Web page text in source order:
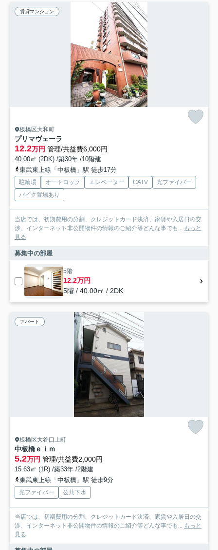
賃貸マンション
板橋区大和町
プリマヴェーラ
12.2万円 管理/共益費6,000円
40.00㎡ (2DK) /築30年 /10階建
東武東上線「中板橋」駅 徒歩17分
駐輪場 オートロック エレベーター CATV
光ファイバー
バイク置場あり
当店では、初期費用の分割、クレジットカード決済、家賃や入居日の交
渉、インターネット非公開物件の情報のご紹介等どんな事でも... もっと
見る
募集中の部屋
5階
12.2万円
5階 / 40.00㎡ / 2DK
アパート
板橋区大谷口上町
中板橋ｅｉｍ
5.2万円 管理/共益費2,000円
15.63㎡ (1R) /築33年 /2階建
東武東上線「中板橋」駅 徒歩9分
光ファイバー 公共下水
当店では、初期費用の分割、クレジットカード決済、家賃や入居日の交
渉、インターネット非公開物件の情報のご紹介等どんな事でも... もっと
見る